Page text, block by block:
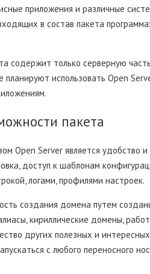
приложения и различные
в состав пакета
содержит только серверную
планируют использовать Open
пакета
Open Server является удобство
доступ к шаблонам
логами, профилями настроек.
создания домена путем
кириллические домены,
других полезных и
с любого переносного